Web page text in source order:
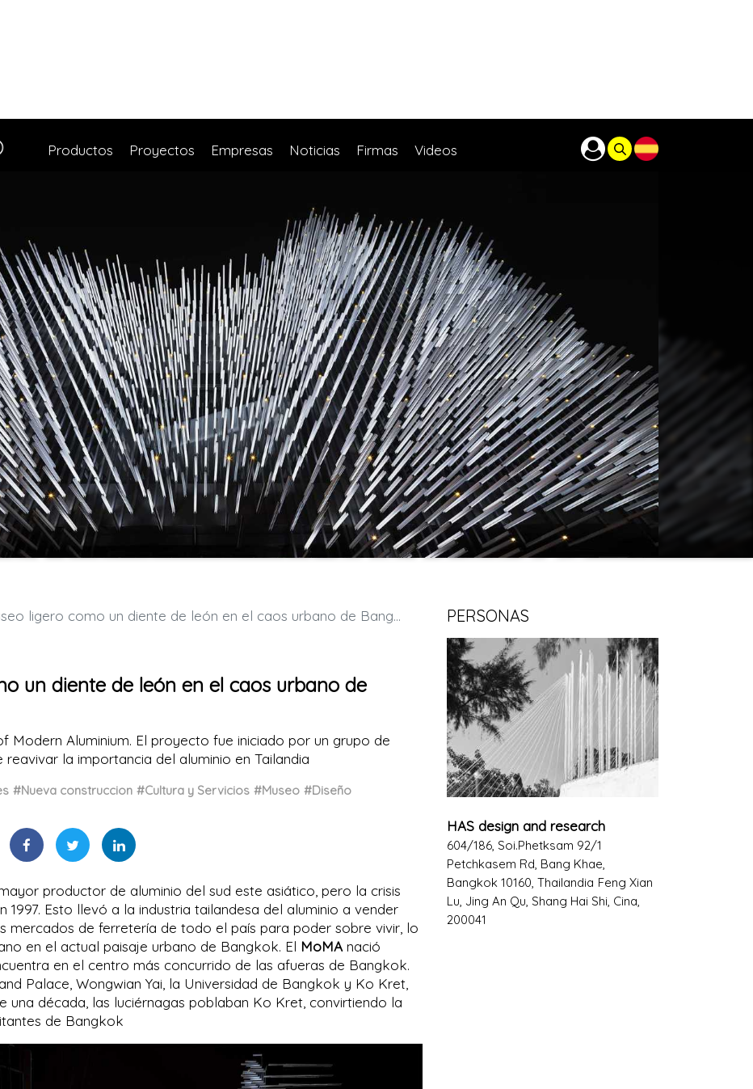
Productos Proyectos Empresas Noticias Firmas Videos
ligero como un diente de león en el caos urbano de Bangkok
un diente de león en el caos urbano de
Modern Aluminium. El proyecto fue iniciado por un grupo de
la importancia del aluminio en Tailandia
#Nueva construccion #Cultura y Servicios #Museo #Diseño
productor de aluminio del sud este asiático, pero la crisis
Esto llevó a la industria tailandesa del aluminio a vender
mercados de ferretería de todo el país para poder sobre vivir, lo
en el actual paisaje urbano de Bangkok. El MoMA nació
en el centro más concurrido de las afueras de Bangkok.
Palace, Wongwian Yai, la Universidad de Bangkok y Ko Kret,
una década, las luciérnagas poblaban Ko Kret, convirtiendo la
de Bangkok
PERSONAS
HAS design and research
604/186, Soi.Phetksam 92/1
Petchkasem Rd, Bang Khae,
Bangkok 10160, Thailandia Feng Xian
Lu, Jing An Qu, Shang Hai Shi, Cina,
200041